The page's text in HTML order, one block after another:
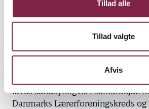
Tillad alle
Tillad valgte
Afvis
tid væk fra børnene," sagde Birthe
Senere bad bestyrelsen om
til, at der bruges 125.000 kroner til
laves sandsynligvis i samarbejde
Danmarks Lærerforeningskreds